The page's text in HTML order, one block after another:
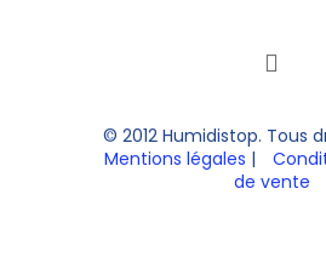
© 2012 Humidistop. Tous
Mentions légales |
de vente